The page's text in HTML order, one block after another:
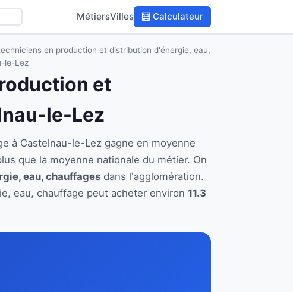
MétiersVilles 🧮 Calculateur
en production et distribution d'énergie, eau,
le-Lez
et
le-Lez
à Castelnau-le-Lez gagne en moyenne
que la moyenne nationale du métier. On
eau, chauffages dans l'agglomération.
eau, chauffage peut acheter environ 11.3